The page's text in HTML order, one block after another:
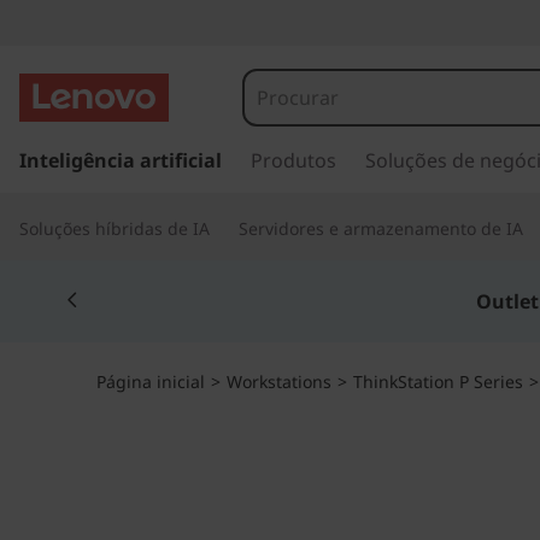
h
n
k
a
a
Inteligência artificial Produtos Soluções de
Soluções híbridas de IA Servidores e armazenamento de IA
Página inicial > Workstations > ThinkStation P Series >